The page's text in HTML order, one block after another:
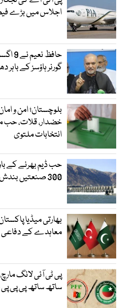
اجلاس میں بڑے
حافظ
گورنر ہاؤسز کے باہر
بلوچستان؛ امن و
خضدار، قلات، حب
انتخابات ملتوی
حب ڈیم بھرنے کے
300 صنعتیں بندش کے دہانے پر پہنچ گئیں
بھارتی میڈیا
معاہدے کے دفاعی
پی ٹی آئی لانگ
ساتھ ساتھ پی پی